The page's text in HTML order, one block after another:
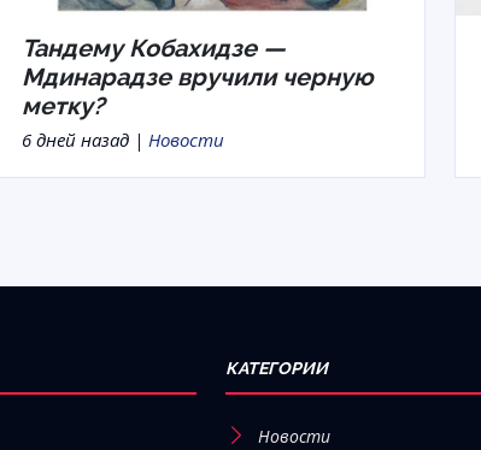
Тандему Кобахидзе —
Мдинарадзе вручили черную
метку?
6 дней назад | Новости
КАТЕГОРИИ
Новости